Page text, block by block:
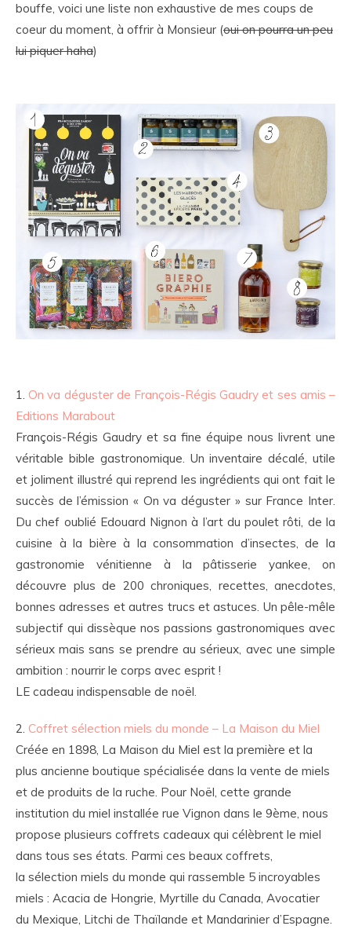
bouffe, voici une liste non exhaustive de mes coups de
coeur du moment, à offrir à Monsieur (oui on pourra un peu
lui piquer haha)
1.On va déguster de François-Régis Gaudry et ses amis –
Editions Marabout
François-Régis Gaudry et sa fine équipe nous livrent une
véritable bible gastronomique. Un inventaire décalé, utile
et joliment illustré qui reprend les ingrédients qui ont fait le
succès de l’émission « On va déguster » sur France Inter.
Du chef oublié Edouard Nignon à l’art du poulet rôti, de la
cuisine à la bière à la consommation d’insectes, de la
gastronomie vénitienne à la pâtisserie yankee, on
découvre plus de 200 chroniques, recettes, anecdotes,
bonnes adresses et autres trucs et astuces. Un pêle-mêle
subjectif qui dissèque nos passions gastronomiques avec
sérieux mais sans se prendre au sérieux, avec une simple
ambition : nourrir le corps avec esprit !
LE cadeau indispensable de noël.
2. Coffret sélection miels du monde – La Maison du Miel
Créée en 1898, La Maison du Miel est la première et la
plus ancienne boutique spécialisée dans la vente de miels
et de produits de la ruche. Pour Noël, cette grande
institution du miel installée rue Vignon dans le 9ème, nous
propose plusieurs coffrets cadeaux qui célèbrent le miel
dans tous ses états. Parmi ces beaux coffrets,
la sélection miels du monde qui rassemble 5 incroyables
miels : Acacia de Hongrie, Myrtille du Canada, Avocatier
du Mexique, Litchi de Thaïlande et Mandarinier d’Espagne.